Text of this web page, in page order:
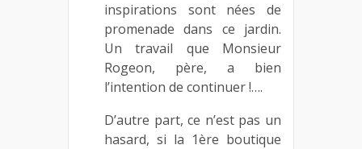
inspirations sont nées de
promenade dans ce jardin.
Un travail que Monsieur
Rogeon, père, a bien
l’intention de continuer !….
D’autre part, ce n’est pas un
hasard, si la 1ère boutique